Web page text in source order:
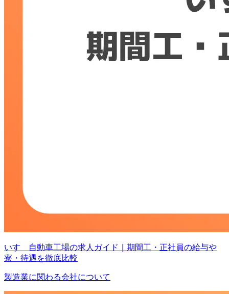
いすゞ自動車工場の求人ガイド｜期間工・正社員の給与や
寮・待遇を徹底比較
製造業に関わる会社について